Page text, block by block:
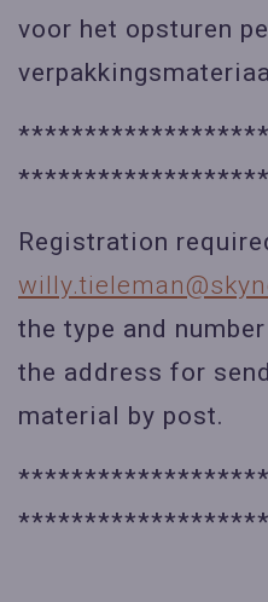
voor het opsturen
Registration
the type and
the address for
material by post.